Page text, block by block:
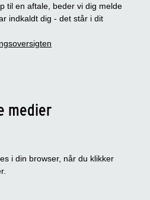
til en aftale, beder vi dig melde
indkaldt dig - det står i dit
medier
i din browser, når du klikker